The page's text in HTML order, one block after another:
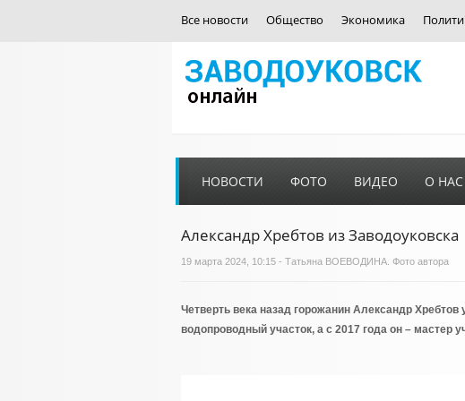
Все новости Общество Экономика
НОВОСТИ ФОТО ВИДЕО О НАС
Александр Хребтов из Заводоуковска
19 марта 2024, 10:15 - Татьяна ВОЕВОДИНА. Фото автора
Четверть века назад горожанин Александр
водопроводный участок, а с 2017 года он –